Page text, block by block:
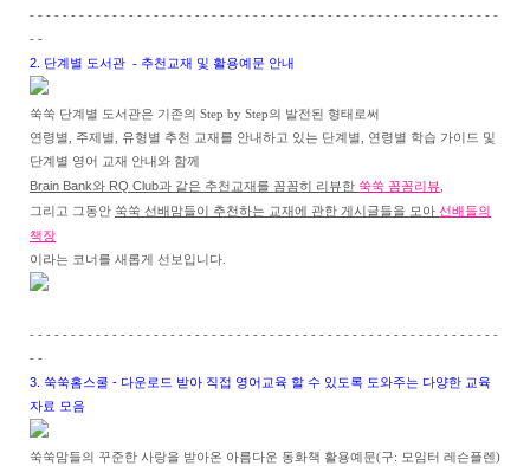
- - - - - - - - - - - - - - - - - - - - - - - - - - - - - - - - - - - - - - - - - - - - - - - - - - - - - - - - -
- -
2. 단계별 도서관 - 추천교재 및 활용예문 안내
쑥쑥 단계별 도서관은 기존의 Step by Step의 발전된 형태로써
연령별, 주제별, 유형별 추천 교재를 안내하고 있는 단계별, 연령별 학습 가이드 및
단계별 영어 교재 안내와 함께
Brain Bank와 RQ Club과 같은 추천교재를 꼼꼼히 리뷰한 쑥쑥 꼼꼼리뷰
그리고 그동안 쑥쑥 선배맘들이 추천하는 교재에 관한 게시글들을 모아 선배들의
책장
이라는 코너를 새롭게 선보입니다.
- - - - - - - - - - - - - - - - - - - - - - - - - - - - - - - - - - - - - - - - - - - - - - - - - - - - - - - - -
- -
3. 쑥쑥홈스쿨 - 다운로드 받아 직접 영어교육 할 수 있도록 도와주는 다양한 교육
자료 모음
쑥쑥맘들의 꾸준한 사랑을 받아온 아름다운 동화책 활용예문(구: 모임터 레슨플렌)